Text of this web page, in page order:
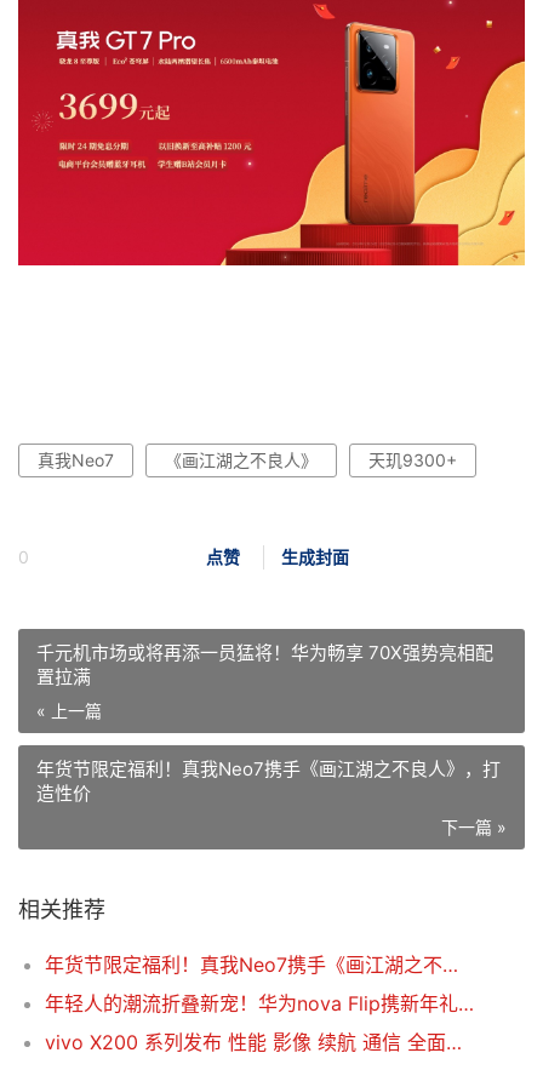
真我Neo7 《画江湖之不良人》 天玑9300+
点赞 生成封面
0
千元机市场或将再添一员猛将！华为畅享 70X强势亮相配
置拉满
« 上一篇
年货节限定福利！真我Neo7携手《画江湖之不良人》，打
造性价
下一篇 »
相关推荐
年货节限定福利！真我Neo7携手《画江湖之不良人》，打造性价比之王
年轻人的潮流折叠新宠！华为nova Flip携新年礼遇惊喜来袭
vivo X200 系列发布 性能 影像 续航 通信 全面超越